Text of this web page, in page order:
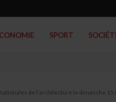
SPORT
de l’architecture le dimanche 15